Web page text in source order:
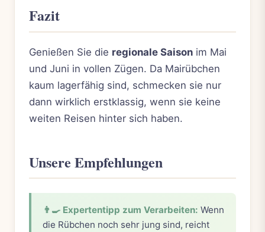
Fazit
Genießen Sie die regionale Saison im Mai
und Juni in vollen Zügen. Da Mairübchen
kaum lagerfähig sind, schmecken sie nur
dann wirklich erstklassig, wenn sie keine
weiten Reisen hinter sich haben.
Unsere Empfehlungen
👨‍🍳 Expertentipp zum Verarbeiten: Wenn
die Rübchen noch sehr jung sind, reicht